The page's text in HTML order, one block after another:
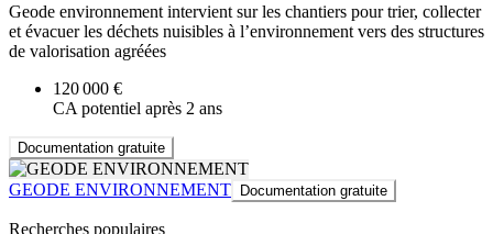
Geode environnement intervient sur les chantiers pour trier, collecter
et évacuer les déchets nuisibles à l’environnement vers des structures
de valorisation agréées
120 000 €
CA potentiel après 2 ans
Documentation gratuite
GEODE ENVIRONNEMENT Documentation gratuite
Recherches populaires